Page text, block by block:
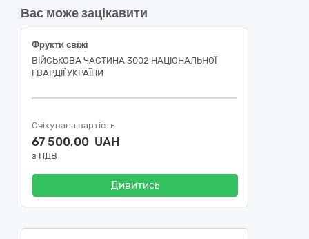
Вас може зацікавити
Фрукти свіжі
ВІЙСЬКОВА ЧАСТИНА 3002 НАЦІОНАЛЬНОЇ
ГВАРДІЇ УКРАЇНИ
Очікувана вартість
67 500,00 UAH
з ПДВ
Дивитись